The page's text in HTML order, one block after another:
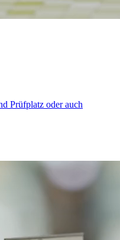
Prüfplatz oder auch